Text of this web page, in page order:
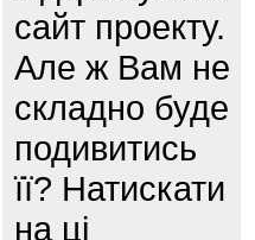
сайт проекту.
Але ж Вам не
складно буде
подивитись
її? Натискати
на ці